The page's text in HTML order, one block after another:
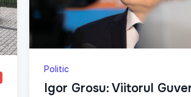
Politic
Igor Grosu: Viitorul